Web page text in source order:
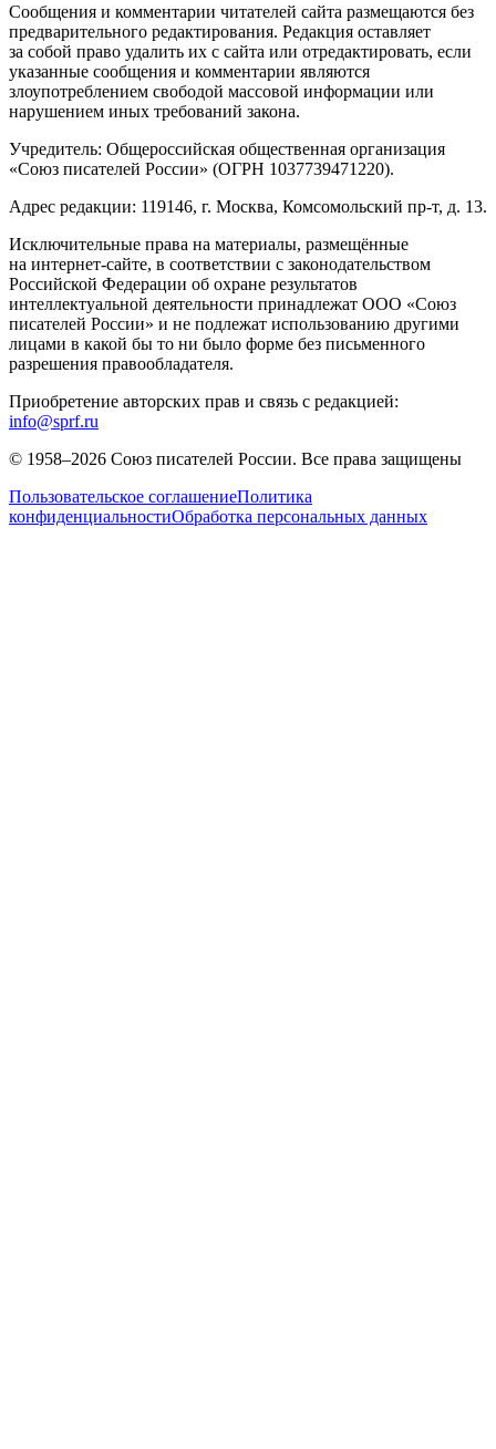
Сообщения и комментарии читателей сайта размещаются без
предварительного редактирования. Редакция оставляет
за собой право удалить их с сайта или отредактировать, если
указанные сообщения и комментарии являются
злоупотреблением свободой массовой информации или
нарушением иных требований закона.
Учредитель: Общероссийская общественная организация
«Союз писателей России» (ОГРН 1037739471220).
Адрес редакции: 119146, г. Москва, Комсомольский пр-т, д. 13.
Исключительные права на материалы, размещённые
на интернет-сайте, в соответствии с законодательством
Российской Федерации об охране результатов
интеллектуальной деятельности принадлежат ООО «Союз
писателей России» и не подлежат использованию другими
лицами в какой бы то ни было форме без письменного
разрешения правообладателя.
Приобретение авторских прав и связь с редакцией:
info@sprf.ru
© 1958–2026 Союз писателей России. Все права защищены
Пользовательское соглашениеПолитика
конфиденциальностиОбработка персональных данных